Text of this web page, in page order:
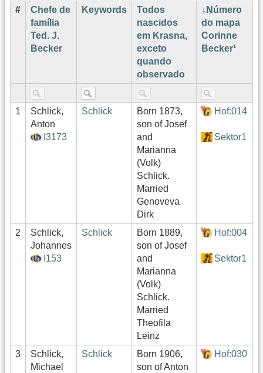
#
Chefe de
família
Ted. J.
Becker
Keywords
Todos
nascidos
em Krasna,
exceto
quando
observado
Número
do mapa
Corinne
Becker¹
1
Schlick,
Anton
I3173
Schlick
Born 1873,
son of Josef
and
Marianna
(Volk)
Schlick.
Married
Genoveva
Dirk
Hof:014
Sektor1
2
Schlick,
Johannes
I153
Schlick
Born 1889,
son of Josef
and
Marianna
(Volk)
Schlick.
Married
Theofila
Leinz
Hof:004
Sektor1
3
Schlick,
Michael
Schlick
Born 1906,
son of Anton
Hof:030